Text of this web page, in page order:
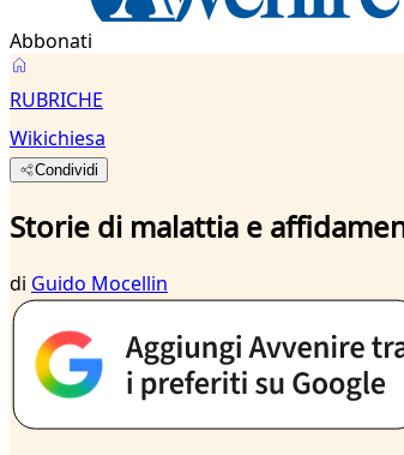
Abbonati
RUBRICHE
Wikichiesa
Condividi
Storie di malattia e
di Guido Mocellin